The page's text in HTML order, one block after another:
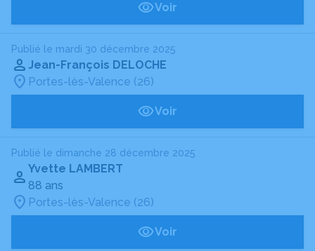
Voir
Publié le mardi 30 décembre 2025
Jean-François DELOCHE
Portes-lès-Valence (26)
Voir
Publié le dimanche 28 décembre 2025
Yvette LAMBERT
88 ans
Portes-lès-Valence (26)
Voir